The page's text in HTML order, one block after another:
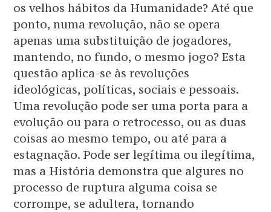
os velhos hábitos da Humanidade? Até que
ponto, numa revolução, não se opera
apenas uma substituição de jogadores,
mantendo, no fundo, o mesmo jogo? Esta
questão aplica-se às revoluções
ideológicas, políticas, sociais e pessoais.
Uma revolução pode ser uma porta para a
evolução ou para o retrocesso, ou as duas
coisas ao mesmo tempo, ou até para a
estagnação. Pode ser legítima ou ilegítima,
mas a História demonstra que algures no
processo de ruptura alguma coisa se
corrompe, se adultera, tornando